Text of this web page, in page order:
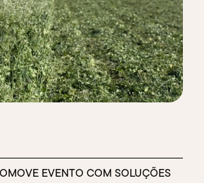
EVENTO COM SOLUÇÕES